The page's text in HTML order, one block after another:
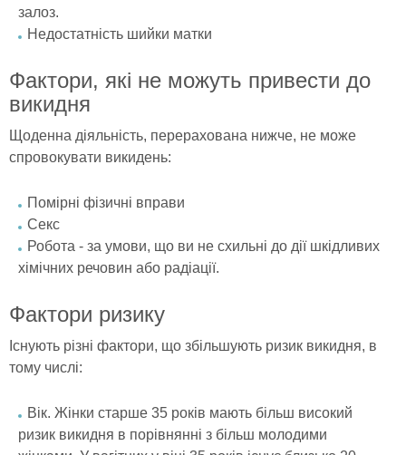
залоз.
Недостатність шийки матки
Фактори, які не можуть привести до
викидня
Щоденна діяльність, перерахована нижче, не може
спровокувати викидень:
Помірні фізичні вправи
Секс
Робота - за умови, що ви не схильні до дії шкідливих
хімічних речовин або радіації.
Фактори ризику
Існують різні фактори, що збільшують ризик викидня, в
тому числі:
Вік. Жінки старше 35 років мають більш високий
ризик викидня в порівнянні з більш молодими